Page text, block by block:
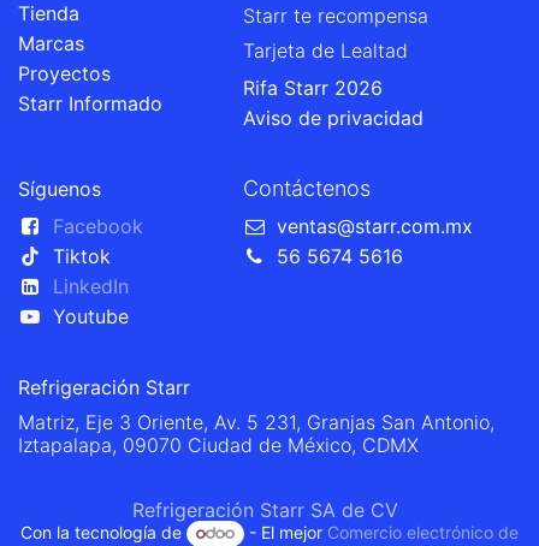
Tienda
Marcas
Proyectos
Starr Informado
Starr te recompensa
Tarjeta de Lealtad
Rifa Starr 2026
Aviso de privacidad
Síguenos
Facebook
Tiktok
LinkedIn
Youtube
Contáctenos
ventas@starr.com.mx
56 5674 5616
Refrigeración Starr
Matriz, Eje 3 Oriente, Av. 5 231, Granjas San Antonio,
Iztapalapa, 09070 Ciudad de México, CDMX
Refrigeración Starr SA de CV
Con la tecnología de - El mejor Comercio electrónico de